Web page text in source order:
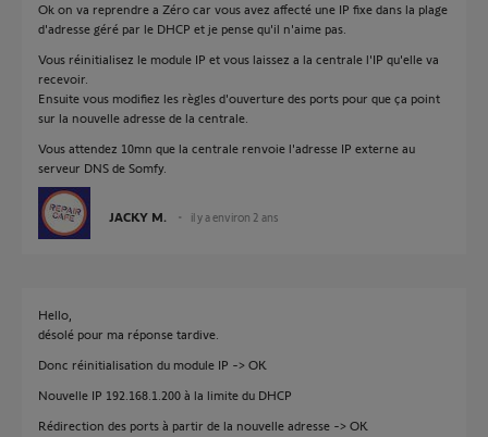
Ok on va reprendre a Zéro car vous avez affecté une IP fixe dans la plage
d'adresse géré par le DHCP et je pense qu'il n'aime pas.
Vous réinitialisez le module IP et vous laissez a la centrale l'IP qu'elle va
recevoir.
Ensuite vous modifiez les règles d'ouverture des ports pour que ça point
sur la nouvelle adresse de la centrale.
Vous attendez 10mn que la centrale renvoie l'adresse IP externe au
serveur DNS de Somfy.
JACKY M. il y a environ 2 ans
Hello,
désolé pour ma réponse tardive.
Donc réinitialisation du module IP -> OK
Nouvelle IP 192.168.1.200 à la limite du DHCP
Rédirection des ports à partir de la nouvelle adresse -> OK